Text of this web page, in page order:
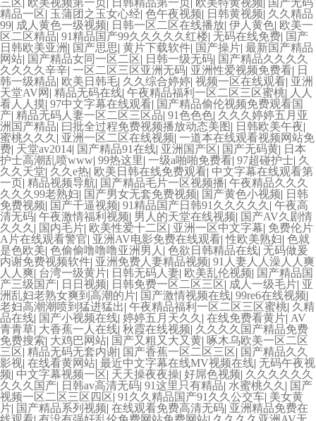
精品一区| 玉蒲团之玉女心经| 色午夜视频| 日韩黄视频| 久久精品
99| 成人黄色一级视频| 日韩一区二区在线播放| 伊人黄色| 欧美一
区二区精品| 91精品国产99久久久久久红楼| 无码在线免费| 国产
日韩欧美亚洲 | 国产思思| 黄片下载软件| 国产操片| 最新国产精品
网站| 国产精品女同一区二区| 日韩一级无码| 国产精品久久久久
久久久久辛辛| 一区二区三区亚洲无码| 亚洲性爱视频免费看| 日
韩一级精品| 欧美日韩毛| 久久综合婷婷| 视频一区在线观看| 亚洲
天堂AV网 | 精品无码在线| 午夜精品福利一区二区三区蜜桃| 人人
看人人摸| 97中文字幕在线观看| 国产精品偷伦视频免费观看国
产| 精品无码人妻一区二区三区品| 91色色色| 久久久婷婷五月亚
洲国产精品| 曰批全过程免费视频播放动态美图 | 日韩欧美午夜|
蜜桃久久久 | 亚洲一区二区在线视频| 一道本在线观看视频网站免
费| 天堂av2014| 国产精品91在线| 亚洲国产区| 国产无码黄| 日本
护士高潮乱喷www| 99热这里| 一级a啪啪免费看| 97超碰护士| 久
久久天堂| 久久e热| 欧美日韩在线免费观看| 中文字幕在线观看第
一页| 精品视频导航| 国产精品毛片一区视频播| 午夜精品久久久
久久久99老熟妇| 国产男女无套免费视频| 国产黄色小视频| 日韩
免费视频| 国产干逼视频| 91精品国产日韩91久久久久久 | 午夜高
清无码| 午夜激情福利视频| 男人的天堂在线视频| 国产AV久剧情
久久久 | 国内毛片| 欧美性爱十二区| 亚洲一区中文字幕| 免费伦片
A片在线观看警官| 亚洲AV电影免费在线观看|性欧美熟妇| 色就
是色欧美| 色偷偷噜噜噜亚洲男人 | 色欲日韩精品在线| 无码做爰
内谢免费视频软件| 亚洲免费人妻精品视频| 91人妻人人澡人人爽
人人爽| 台湾一级黄片| 日韩无码人妻| 欧美乱伦视频| 国产精品国
产三级国产| 日日视频| 日韩免费一区二区三区| 成人一级毛片| 亚
洲乱妇老熟女爽到高潮的片| 国产激情视频在线| 99re6在线视频|
老妇高潮潮喷到猛进猛出| 午夜精品福利一区二区三区蜜桃| 久精
品在线| 国产小视频在线| 婷婷五月天久久 | 在线免费看黄片| AV
青青草| 大香蕉一人在线| 秋霞在线视频| 久久久久国产精品免费
免费搜索| 大鸡巴网站| 国产又粗又大又黄| 啄木乌欧美一区二区
三区| 精品无码无套内谢| 国产香蕉一区二区三区| 国产精品久久
影视| 在线看黄网站| 最近中文字幕在线MV视频在线| 无码午夜视
频| 中文字幕视频一区| 天天操夜夜操| 好屌色视频| 久久久久久久
久久久国产| 日韩av高清无码| 91这里只有精品| 水蜜桃久久 | 国产
视频一区二区三区四区| 91久久精品国产91久久公交车| 美女黄
片| 国产精品系列视频| 在线观看免费高清无码| 亚洲精品免费在